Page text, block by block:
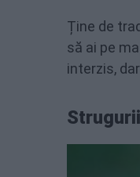
Ține de
să ai pe
interzis,
Strugurii